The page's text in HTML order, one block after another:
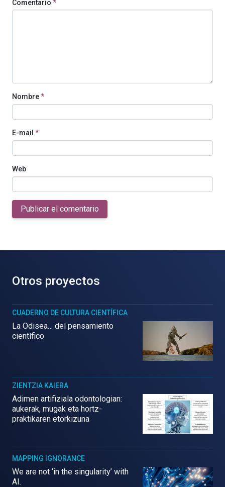
Comentario *
Nombre*
E-mail *
Web
Publicar el comentario
Otros proyectos
CUADERNO DE CULTURA CIENTÍFICA
La Odisea… del pensamiento
científico
ZIENTZIA KAIERA
Adimen artifiziala odontologian:
aukerak, mugak eta hortz-
praktikaren etorkizuna
MAPPING IGNORANCE
We are not ‘in the singularity’ with
AI.